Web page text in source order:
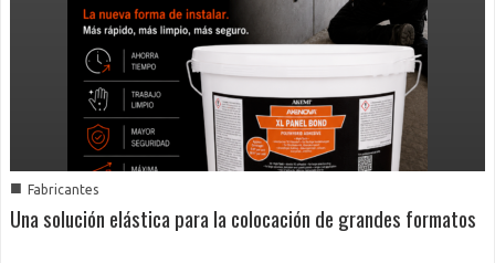
■ Fabricantes
Una solución elástica para la colocación de grandes formatos